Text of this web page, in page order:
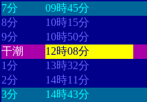
7分
09時45分
8分
10時15分
9分
10時50分
干潮
12時08分
1分
13時32分
2分
14時11分
3分
14時43分